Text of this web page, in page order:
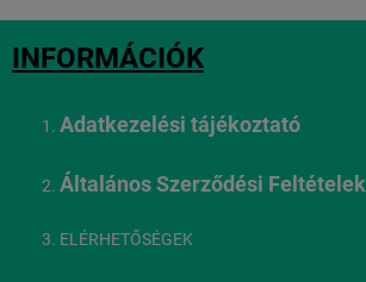
INFORMÁCIÓK
Adatkezelési tájékoztató
Általános Szerződési Feltételek
ELÉRHETŐSÉGEK